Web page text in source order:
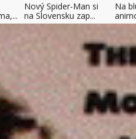
Nový Spider-Man si
na Slovensku zap...
Na